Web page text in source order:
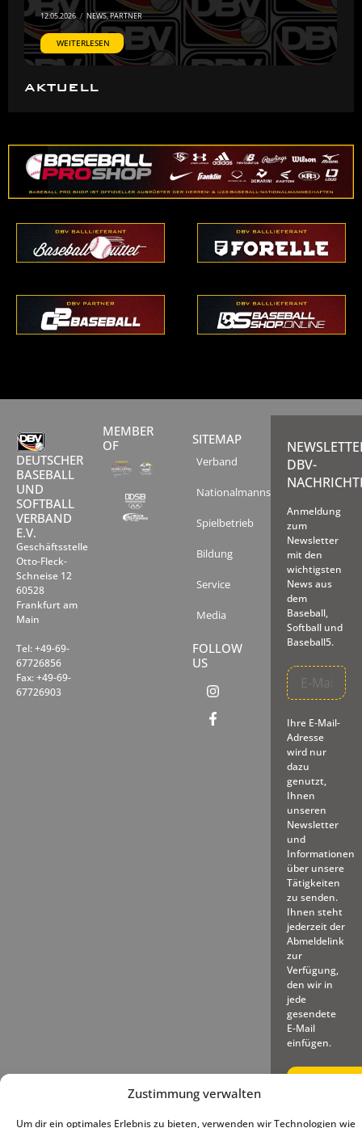
Zustimmung verwalten
Um dir ein optimales Erlebnis zu bieten, verwenden wir Technologien wie
AKTUELL
12.05.2026 / NEWS,PARTNER
WEITERLESEN
DEUTSCHER
BASEBALL
UND
SOFTBALL
VERBAND
E.V.
Geschäftsstelle
Otto-Fleck-
Schneise 12
60528
Frankfurt am
Main
Tel: +49-69-
67726856
Fax: +49-69-
67726903
MEMBER
OF
SITEMAP
Verband
Nationalmannschaften
Spielbetrieb
Bildung
Service
Media
FOLLOW
US
DBV-
Anmeldung
zum
Newsletter
mit den
wichtigsten
News aus
dem
Baseball,
Softball und
Baseball5.
Ihre E-Mail-
Adresse
wird nur
dazu
genutzt,
Ihnen
unseren
Newsletter
und
Informationen
über unsere
Tätigkeiten
zu senden.
Ihnen steht
jederzeit der
Abmeldelink
zur
Verfügung,
den wir in
jede
gesendete
E-Mail
einfügen.